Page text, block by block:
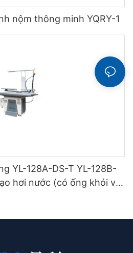
nộm thông minh YQRY-1
YL-128A-DS-T YL-128B-
hơi nước (có ống khói và